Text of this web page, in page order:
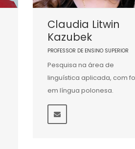
Claudia Litwin
Kazubek
PROFESSOR DE ENSINO SUPERIOR
Pesquisa na área de
linguística aplicada, com
em língua polonesa.